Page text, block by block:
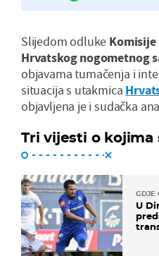
Slijedom odluke
Hrvatskog nogometnog
objavama tumačenja i
situacija s utakmica
objavljena je i sudačka
Tri vijesti o kojima
GDJE
U